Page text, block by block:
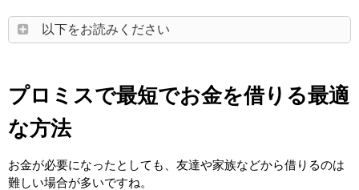
以下をお読みください
プロミスで最短でお金を借りる最適
な方法
お金が必要になったとしても、友達や家族などから借りるのは
難しい場合が多いですね。